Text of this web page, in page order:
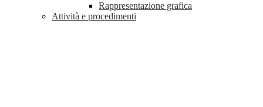
Rappresentazione grafica
Attività e procedimenti